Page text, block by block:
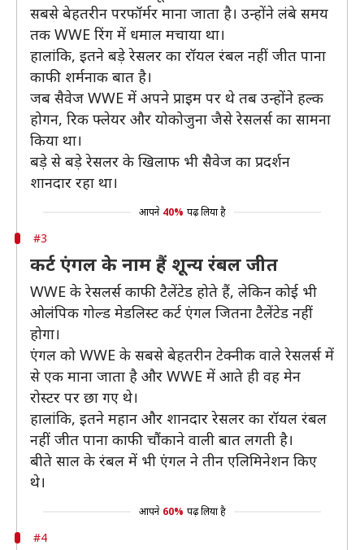
सबसे बेहतरीन परफॉर्मर माना जाता है। उन्होंने लंबे समय
तक WWE रिंग में धमाल मचाया था।
हालांकि, इतने बड़े रेसलर का रॉयल रंबल नहीं जीत पाना
काफी शर्मनाक बात है।
जब सैवेज WWE में अपने प्राइम पर थे तब उन्होंने हल्क
होगन, रिक फ्लेयर और योकोजुना जैसे रेसलर्स का सामना
किया था।
बड़े से बड़े रेसलर के खिलाफ भी सैवेज का प्रदर्शन
शानदार रहा था।
आपने 40% पढ़ लिया है
#3
कर्ट एंगल के नाम हैं शून्य रंबल जीत
WWE के रेसलर्स काफी टैलेंटेड होते हैं, लेकिन कोई भी
ओलंपिक गोल्ड मेडलिस्ट कर्ट एंगल जितना टैलेंटेड नहीं
होगा।
एंगल को WWE के सबसे बेहतरीन टेक्नीक वाले रेसलर्स में
से एक माना जाता है और WWE में आते ही वह मेन
रोस्टर पर छा गए थे।
हालांकि, इतने महान और शानदार रेसलर का रॉयल रंबल
नहीं जीत पाना काफी चौंकाने वाली बात लगती है।
बीते साल के रंबल में भी एंगल ने तीन एलिमिनेशन किए
थे।
आपने 60% पढ़ लिया है
#4